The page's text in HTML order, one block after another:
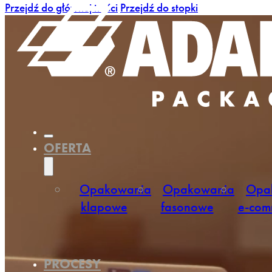
Przejdź do głównej treści Przejdź do stopki
OFERTA
Opakowania
klapowe
Opakowania
fasonowe
e-
PROCESY